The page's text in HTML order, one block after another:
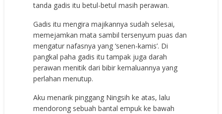
tanda gadis itu betul-betul masih perawan.
Gadis itu mengira majikannya sudah selesai,
memejamkan mata sambil tersenyum puas dan
mengatur nafasnya yang ‘senen-kamis’. Di
pangkal paha gadis itu tampak juga darah
perawan menitik dari bibir kemaluannya yang
perlahan menutup.
Aku menarik pinggang Ningsih ke atas, lalu
mendorong sebuah bantal empuk ke bawah